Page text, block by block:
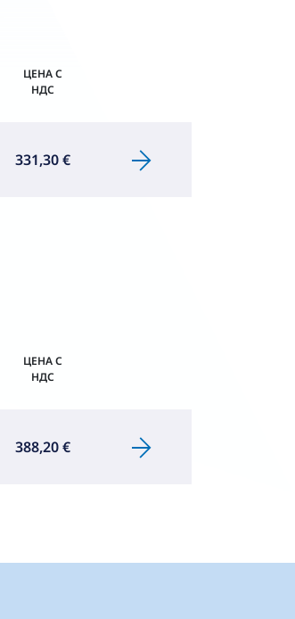
ЦЕНА С
НДС
331,30 €
ЦЕНА С
НДС
388,20 €